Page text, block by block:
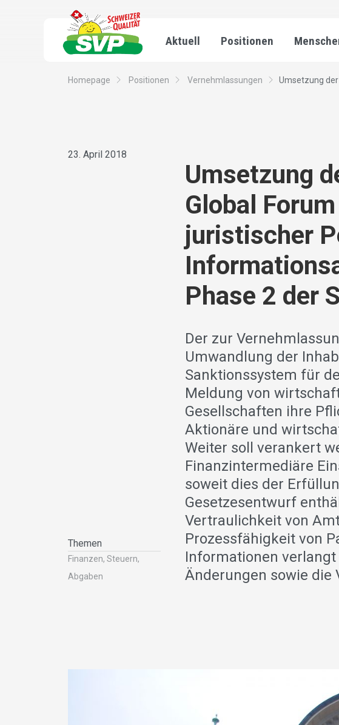
Aktuell Positionen
Homepage Positionen Vernehmlassungen Umsetzung
23. April 2018
Themen
Finanzen, Steuern,
Abgaben
Umsetzung
Global
juristischer
Phase 2 der
Der zur
Umwandlung der
Sanktionssystem für
Meldung von
Gesellschaften ihre
Aktionäre und
Weiter soll verankert
Finanzintermediäre
soweit dies der
Gesetzesentwurf
Vertraulichkeit von
Prozessfähigkeit von
Informationen verlangt
Änderungen sowie die